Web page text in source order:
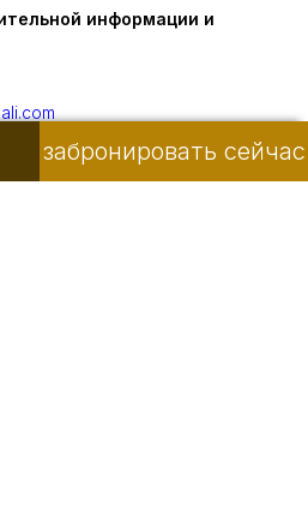
информации и
сейчас ниже
забронировать сейчас